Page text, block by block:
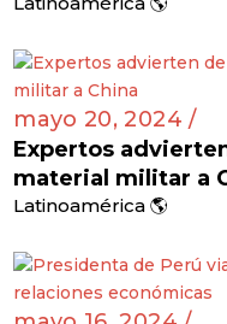
mayo 20, 2024 /
Expertos
material militar a
Latinoamérica 🌎